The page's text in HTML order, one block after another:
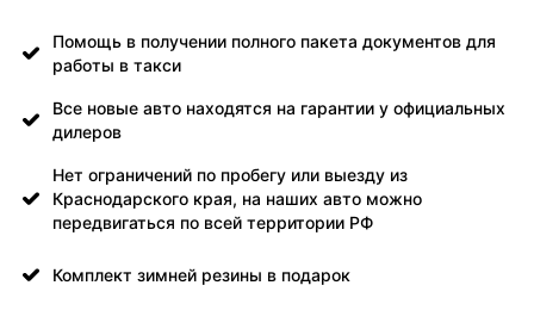
Помощь в получении полного пакета документов для
работы в такси
Все новые авто находятся на гарантии у официальных
дилеров
Нет ограничений по пробегу или выезду из
Краснодарского края, на наших авто можно
передвигаться по всей территории РФ
Комплект зимней резины в подарок